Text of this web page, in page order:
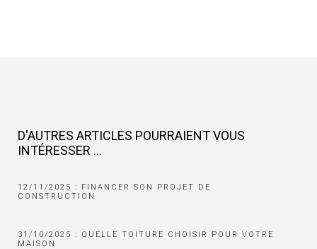
D'AUTRES ARTICLES POURRAIENT VOUS
INTÉRESSER ...
12/11/2025 : FINANCER SON PROJET DE
CONSTRUCTION
31/10/2025 : QUELLE TOITURE CHOISIR POUR VOTRE
MAISON